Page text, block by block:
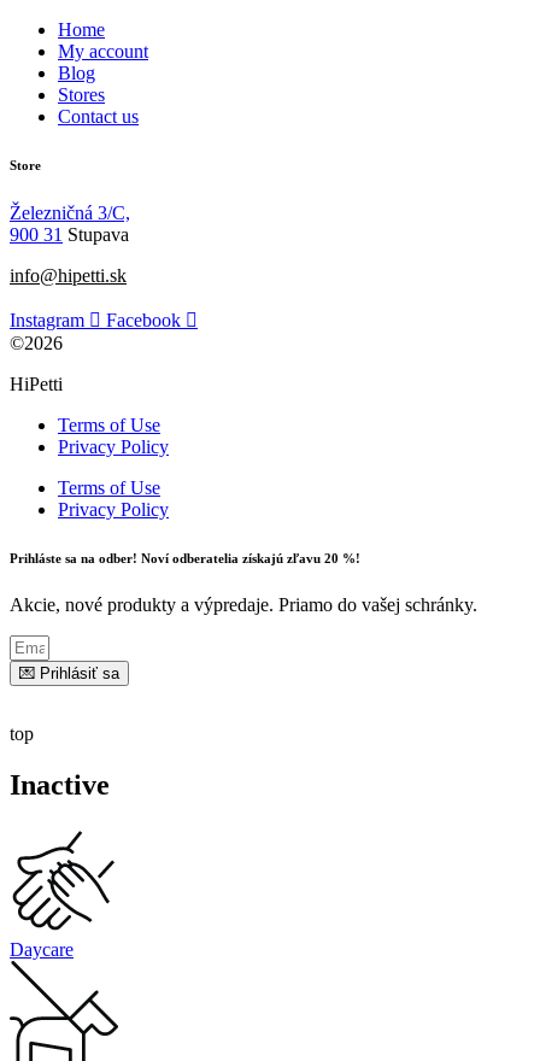
Home
My account
Blog
Stores
Contact us
Store
Železničná 3/C,
900 31 Stupava
info@hipetti.sk
Instagram
Facebook
©2026
HiPetti
Terms of Use
Privacy Policy
Terms of Use
Privacy Policy
Prihláste sa na odber! Noví odberatelia získajú zľavu 20 %!
Akcie, nové produkty a výpredaje. Priamo do vašej schránky.
💌 Prihlásiť sa
top
Inactive
Daycare